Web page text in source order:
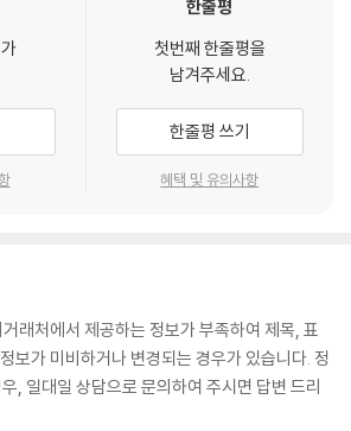
한줄평
첫번째 한줄평을
남겨주세요.
한줄평 쓰기
혜택 및 유의사항
래처에서 제공하는 정보가 부족하여 제목, 표
보가 미비하거나 변경되는 경우가 있습니다. 정
, 일대일 상담으로 문의하여 주시면 답변 드리